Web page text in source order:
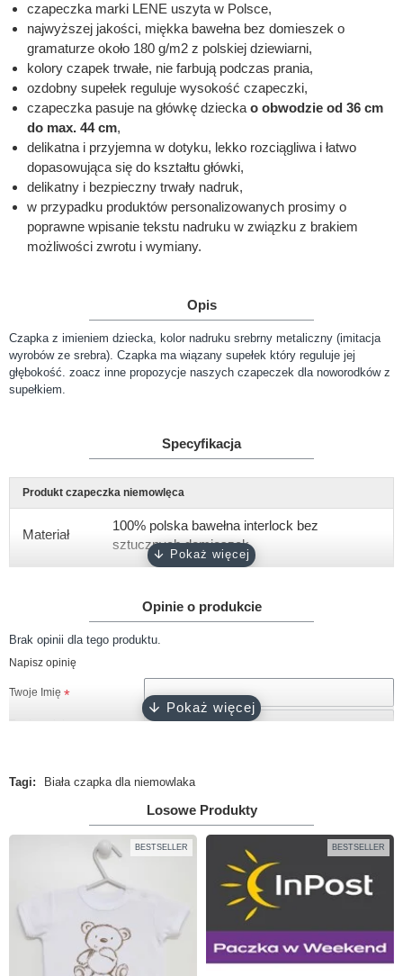
czapeczka marki LENE uszyta w Polsce,
najwyższej jakości, miękka bawełna bez domieszek o
gramaturze około 180 g/m2 z polskiej dziewiarni,
kolory czapek trwałe, nie farbują podczas prania,
ozdobny supełek reguluje wysokość czapeczki,
czapeczka pasuje na główkę dziecka o obwodzie od 36 cm
do max. 44 cm,
delikatna i przyjemna w dotyku, lekko rozciągliwa i łatwo
dopasowująca się do kształtu główki,
delikatny i bezpieczny trwały nadruk,
w przypadku produktów personalizowanych prosimy o
poprawne wpisanie tekstu nadruku w związku z brakiem
możliwości zwrotu i wymiany.
Opis
Czapka z imieniem dziecka, kolor nadruku srebrny metaliczny (imitacja
wyrobów ze srebra). Czapka ma wiązany supełek który reguluje jej
głębokość. zoacz inne propozycje naszych czapeczek dla noworodków z
supełkiem.
Specyfikacja
Produkt czapeczka niemowlęca
Materiał
100% polska bawełna interlock bez
sztucznych domieszek
biały, różowy, ciemny róż, błękitny,
turkusowy, szary, granatowy, czarny
Certyfikat
Produkcja 100% polski produkt - Marka Lene
Opinie o produkcie
Brak opinii dla tego produktu.
Napisz opinię
Twoje Imię
Twoja opinia
Uwaga!HTML nie jest dopuszczony!
Zła
KONTYNUUJ
Tagi: Biała czapka dla niemowlaka
Losowe Produkty
BESTSELLER BESTSELLER